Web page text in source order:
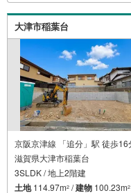
します弊社は専
くの知見がござ
大津市稲葉台
京阪京津線 「追分」駅 徒歩16
滋賀県大津市稲葉台
3SLDK / 地上2階建
土地114.97m2 /建物 100.23m2